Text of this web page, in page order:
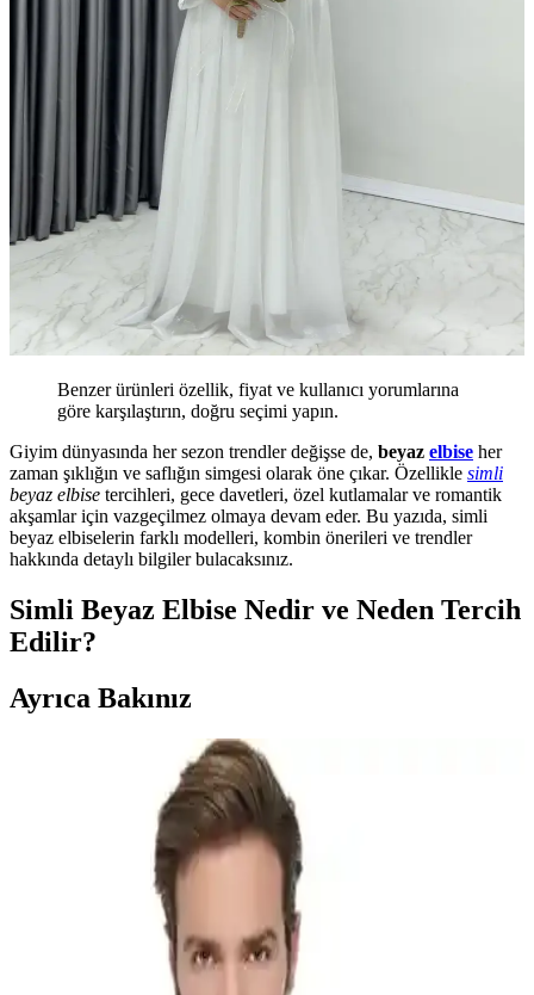
Benzer ürünleri özellik, fiyat ve kullanıcı yorumlarına
göre karşılaştırın, doğru seçimi yapın.
Giyim dünyasında her sezon trendler değişse de, beyaz elbise her
zaman şıklığın ve saflığın simgesi olarak öne çıkar. Özellikle simli
beyaz elbise tercihleri, gece davetleri, özel kutlamalar ve romantik
akşamlar için vazgeçilmez olmaya devam eder. Bu yazıda, simli
beyaz elbiselerin farklı modelleri, kombin önerileri ve trendler
hakkında detaylı bilgiler bulacaksınız.
Simli Beyaz Elbise Nedir ve Neden Tercih
Edilir?
Ayrıca Bakınız
Simli Beyaz Elbise Modelleri ve Kombin Önerileriyle
Şıklığa Adım Atın
Simli beyaz elbise, özel günlerde şıklığı ve zarafeti bir arada sunar.
Modeller, kombinasyon ve trendlerle ilgili detaylar, kendinizi
özgüvenli ve göz alıcı hissetmenizi sağlar.
Tutku 12 Adet Erkek Penye Atlet Seti Yüksek Kalite
ve Konfor Sunar